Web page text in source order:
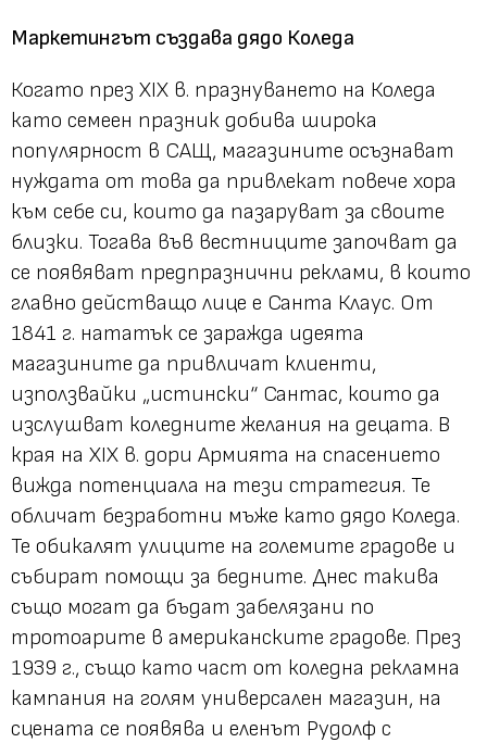
Маркетингът създава дядо Коледа
Когато през XIX в. празнуването на Коледа
като семеен празник добива широка
популярност в САЩ, магазините осъзнават
нуждата от това да привлекат повече хора
към себе си, които да пазаруват за своите
близки. Тогава във вестниците започват да
се появяват предпразнични реклами, в които
главно действащо лице е Санта Клаус. От
1841 г. нататък се заражда идеята
магазините да привличат клиенти,
използвайки „истински“ Сантас, които да
изслушват коледните желания на децата. В
края на XIX в. дори Армията на спасението
вижда потенциала на тези стратегия. Те
обличат безработни мъже като дядо Коледа.
Те обикалят улиците на големите градове и
събират помощи за бедните. Днес такива
също могат да бъдат забелязани по
тротоарите в американските градове. През
1939 г., също като част от коледна рекламна
кампания на голям универсален магазин, на
сцената се появява и еленът Рудолф с